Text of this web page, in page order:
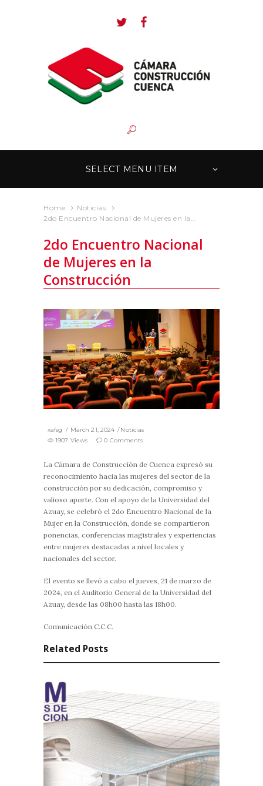
SELECT MENU ITEM
Home
Noticias
2do Encuentro Nacional de Mujeres en la...
2do Encuentro Nacional
de Mujeres en la
Construcción
xafsg March 21, 2024
Noticias
1907 Views
0 Comments
La Cámara de Construcción de Cuenca expresó su
reconocimiento hacia las mujeres del sector de la
construcción por su dedicación, compromiso y
valioso aporte. Con el apoyo de la Universidad del
Azuay, se celebró el 2do Encuentro Nacional de la
Mujer en la Construcción, donde se compartieron
ponencias, conferencias magistrales y experiencias
entre mujeres destacadas a nivel locales y
nacionales del sector.
El evento se llevó a cabo el jueves, 21 de marzo de
2024, en el Auditorio General de la Universidad del
Azuay, desde las 08h00 hasta las 18h00.
Comunicación C.C.C.
Related Posts